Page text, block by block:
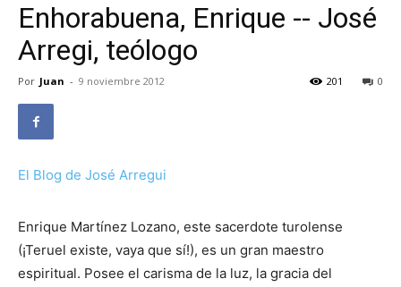
Enhorabuena, Enrique -- José
Arregi, teólogo
Por Juan - 9 noviembre 2012 0
201
El Blog de José Arregui
Enrique Martínez Lozano, este sacerdote turolense
(¡Teruel existe, vaya que sí!), es un gran maestro
espiritual. Posee el carisma de la luz, la gracia del